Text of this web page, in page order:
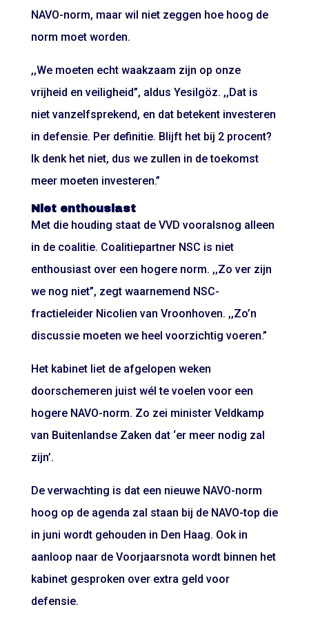
NAVO-norm, maar wil niet zeggen hoe hoog de
norm moet worden.
,,We moeten echt waakzaam zijn op onze
vrijheid en veiligheid”, aldus Yesilgöz. ,,Dat is
niet vanzelfsprekend, en dat betekent investeren
in defensie. Per definitie. Blijft het bij 2 procent?
Ik denk het niet, dus we zullen in de toekomst
meer moeten investeren.”
Niet enthousiast
Met die houding staat de VVD vooralsnog alleen
in de coalitie. Coalitiepartner NSC is niet
enthousiast over een hogere norm. ,,Zo ver zijn
we nog niet”, zegt waarnemend NSC-
fractieleider Nicolien van Vroonhoven. ,,Zo’n
discussie moeten we heel voorzichtig voeren.”
Het kabinet liet de afgelopen weken
doorschemeren juist wél te voelen voor een
hogere NAVO-norm. Zo zei minister Veldkamp
van Buitenlandse Zaken dat ‘er meer nodig zal
zijn’.
De verwachting is dat een nieuwe NAVO-norm
hoog op de agenda zal staan bij de NAVO-top die
in juni wordt gehouden in Den Haag. Ook in
aanloop naar de Voorjaarsnota wordt binnen het
kabinet gesproken over extra geld voor
defensie.